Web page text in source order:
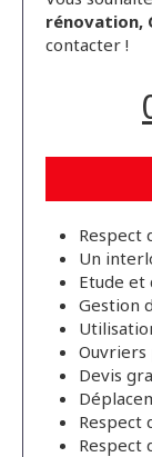
rénovation,
contacter !
Respect
Un
Etude et
Gestion
Ouvriers
Devis
Respect
Respect